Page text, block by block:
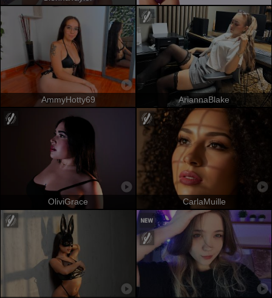
AmmyHotty69 AriannaBlake
OliviGrace CarlaMuille